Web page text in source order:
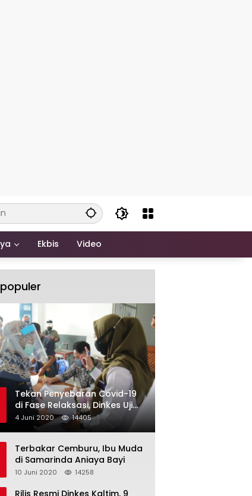
Ekbis Video
Tekan Penyebaran Covid-19
di Fase Relaksasi, Dinkes Uji
Swab Massal di Pelabuhan
Samarinda
4 Juni 2020 14405
Terbakar Cemburu, Ibu Muda
di Samarinda Aniaya Bayi
10 Juni 2020 14258